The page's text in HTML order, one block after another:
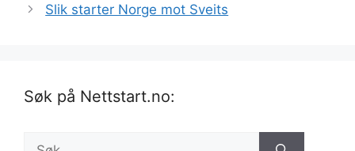
Slik starter Norge mot Sveits
Søk på Nettstart.no: